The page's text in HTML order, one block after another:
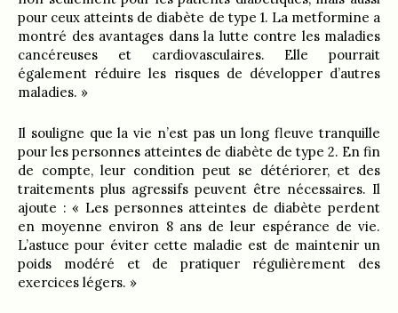
pour ceux atteints de diabète de type 1. La metformine a
montré des avantages dans la lutte contre les maladies
cancéreuses et cardiovasculaires. Elle pourrait
également réduire les risques de développer d’autres
maladies. »
Il souligne que la vie n’est pas un long fleuve tranquille
pour les personnes atteintes de diabète de type 2. En fin
de compte, leur condition peut se détériorer, et des
traitements plus agressifs peuvent être nécessaires. Il
ajoute : « Les personnes atteintes de diabète perdent
en moyenne environ 8 ans de leur espérance de vie.
L’astuce pour éviter cette maladie est de maintenir un
poids modéré et de pratiquer régulièrement des
exercices légers. »